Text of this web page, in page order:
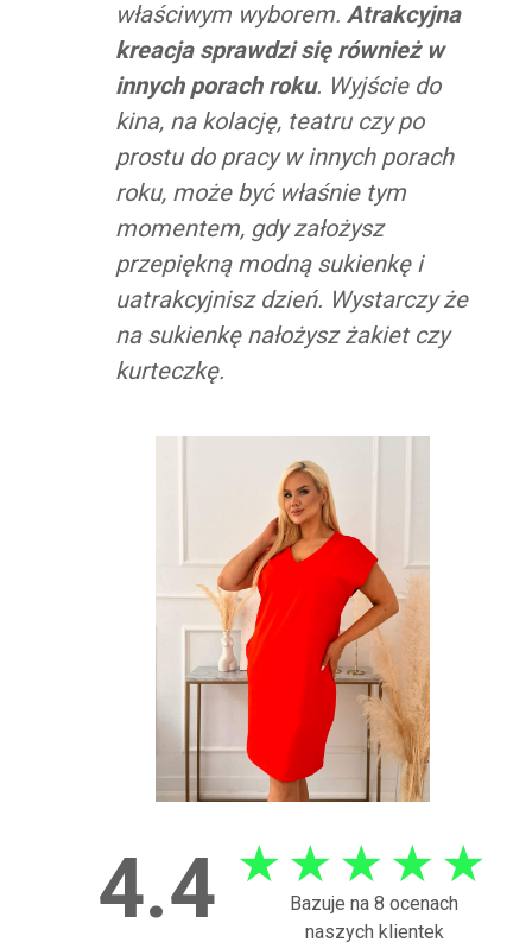
właściwym wyborem. Atrakcyjna
kreacja sprawdzi się również w
innych porach roku. Wyjście do
kina, na kolację, teatru czy po
prostu do pracy w innych porach
roku, może być właśnie tym
momentem, gdy założysz
przepiękną modną sukienkę i
uatrakcyjnisz dzień. Wystarczy że
na sukienkę nałożysz żakiet czy
kurteczkę.
4.4 ★ ★ ★ ★ ★
Bazuje na 8 ocenach
naszych klientek